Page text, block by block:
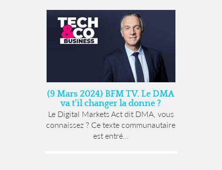
(9 Mars 2024) BFM TV. Le DMA
va t’il changer la donne ?
Le Digital Markets Act dit DMA, vous
connaissez ? Ce texte communautaire
est entré...